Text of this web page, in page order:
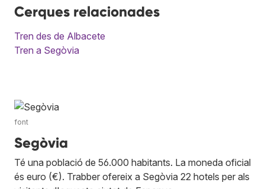
Cerques relacionades
Tren des de Albacete
Tren a Segòvia
font
Segòvia
Té una població de 56.000 habitants. La moneda oficial
és euro (€). Trabber ofereix a Segòvia 22 hotels per als